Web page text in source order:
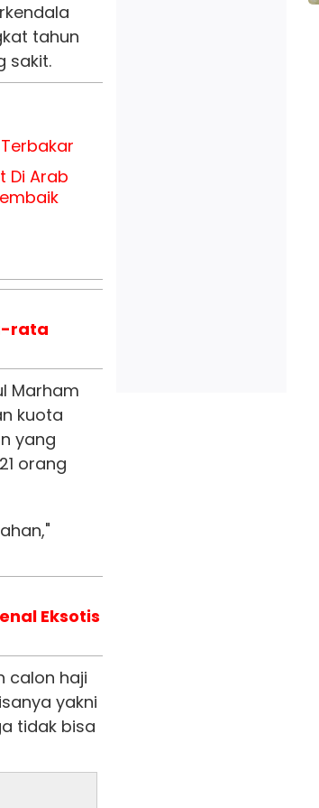
tahun
sakit.
Di Arab
rata
Marham
kuota
yang
orang
Eksotis
calon haji
yakni
tidak bisa